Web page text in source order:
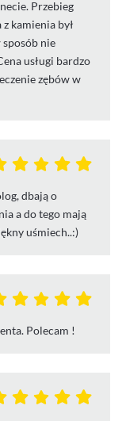
Przebieg
kamienia był
nie
usługi bardzo
zębów w
dbają o
a do tego mają
uśmiech..:)
Polecam !